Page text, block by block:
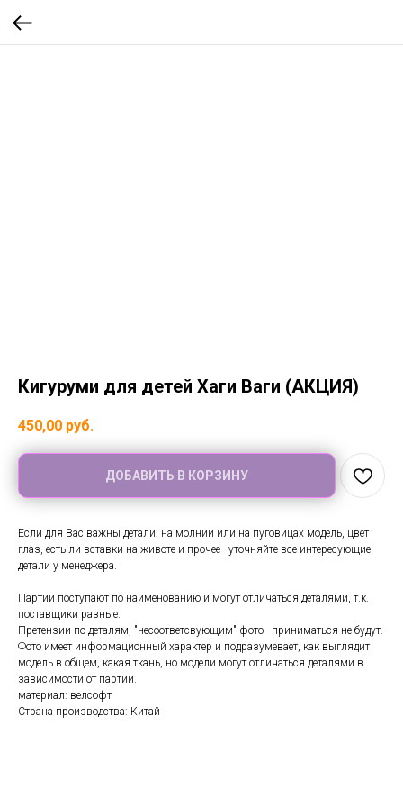
Кигуруми для детей Хаги Ваги (АКЦИЯ)
450,00 руб.
ДОБАВИТЬ В КОРЗИНУ
Если для Вас важны детали: на молнии или на пуговицах модель, цвет
глаз, есть ли вставки на животе и прочее - уточняйте все интересующие
детали у менеджера.
Партии поступают по наименованию и могут отличаться деталями, т.к.
поставщики разные.
Претензии по деталям, "несоответсвующим" фото - приниматься не будут.
Фото имеет информационный характер и подразумевает, как выглядит
модель в общем, какая ткань, но модели могут отличаться деталями в
зависимости от партии.
материал: велсофт
Страна производства: Китай